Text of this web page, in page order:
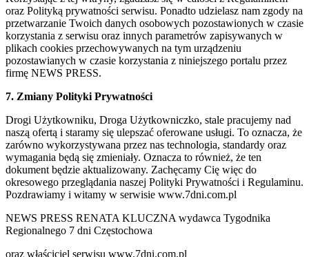
oraz Polityką prywatności serwisu. Ponadto udzielasz nam zgody na
przetwarzanie Twoich danych osobowych pozostawionych w czasie
korzystania z serwisu oraz innych parametrów zapisywanych w
plikach cookies przechowywanych na tym urządzeniu
pozostawianych w czasie korzystania z niniejszego portalu przez
firmę NEWS PRESS.
7. Zmiany Polityki Prywatności
Drogi Użytkowniku, Droga Użytkowniczko, stale pracujemy nad
naszą ofertą i staramy się ulepszać oferowane usługi. To oznacza, że
zarówno wykorzystywana przez nas technologia, standardy oraz
wymagania będą się zmieniały. Oznacza to również, że ten
dokument będzie aktualizowany. Zachęcamy Cię więc do
okresowego przeglądania naszej Polityki Prywatności i Regulaminu.
Pozdrawiamy i witamy w serwisie www.7dni.com.pl
NEWS PRESS RENATA KLUCZNA wydawca Tygodnika
Regionalnego 7 dni Częstochowa
oraz właściciel serwisu www.7dni.com.pl